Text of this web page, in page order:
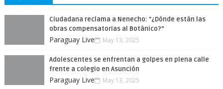
Ciudadana reclama a Nenecho: "¿Dónde están las
obras compensatorias al Botánico?”
Paraguay Live May 13, 2025
Adolescentes se enfrentan a golpes en plena calle
frente a colegio en Asunción
Paraguay Live May 13, 2025